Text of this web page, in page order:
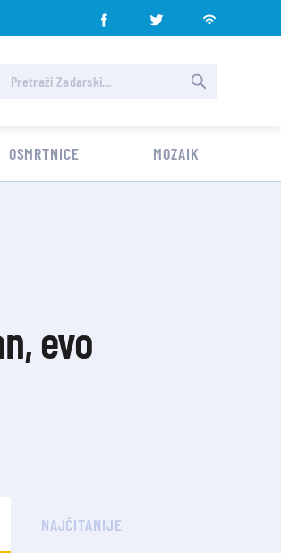
OSMRTNICE MOZAIK
evo
NAJČITANIJE